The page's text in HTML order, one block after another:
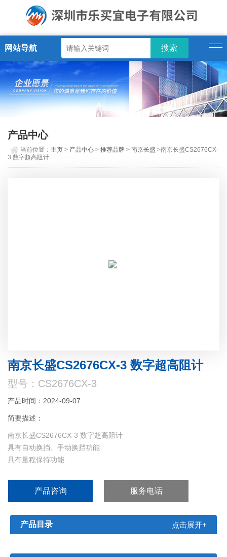
网站导航
产品中心
当前位置： 主页 > 产品中心 >推荐品牌 >南京长盛 >南京长盛CS2676CX-
3 数字超高阻计
南京长盛CS2676CX-3 数字超高阻计
型号：CS2676CX-3
产品时间：2024-09-07
简要描述：
南京长盛CS2676CX-3 数字超高阻计
具有自动换挡、手动换挡功能
具有量程保持功能
彩色液晶屏显示，显示内容丰富、醒目，具有中英文显示
产品咨询 服务电话
产品目录 点击展开+